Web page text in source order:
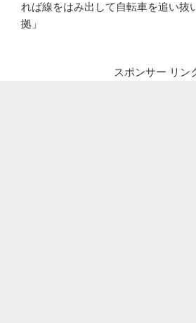
れば線をはみ出して自転車を追い抜
拠」
スポンサー リン